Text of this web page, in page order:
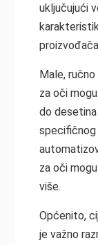
uključujući
Male, ručno
za oči
do desetina
specifičnog
za oči
više.
Općenito,
je važno